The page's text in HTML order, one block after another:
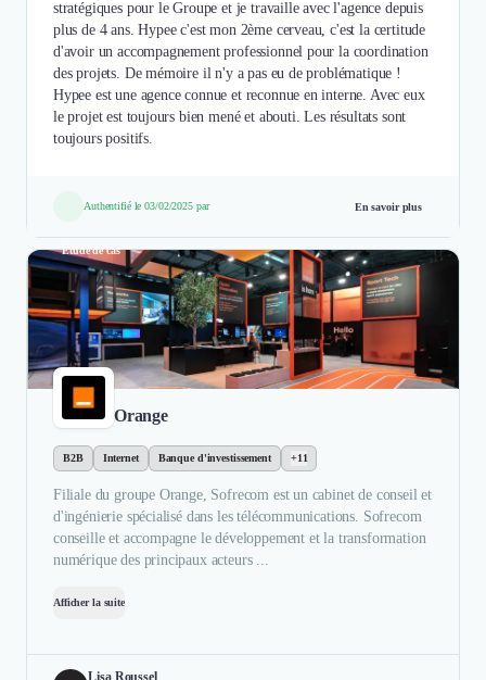
stratégiques pour le Groupe et je travaille avec l'agence depuis
plus de 4 ans. Hypee c'est mon 2ème cerveau, c'est la certitude
d'avoir un accompagnement professionnel pour la coordination
des projets. De mémoire il n'y a pas eu de problématique !
Hypee est une agence connue et reconnue en interne. Avec eux
le projet est toujours bien mené et abouti. Les résultats sont
toujours positifs.
Authentifié le 03/02/2025 par En savoir plus
Étude de cas
Orange
B2B Internet Banque d'investissement +11
Filiale du groupe Orange, Sofrecom est un cabinet de conseil et
d'ingénierie spécialisé dans les télécommunications. Sofrecom
conseille et accompagne le développement et la transformation
numérique des principaux acteurs ...
Afficher la suite
Lisa Roussel